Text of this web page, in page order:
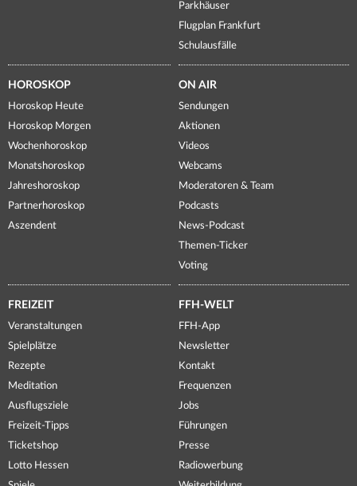
Parkhäuser
Flugplan Frankfurt
Schulausfälle
HOROSKOP
Horoskop Heute
Horoskop Morgen
Wochenhoroskop
Monatshoroskop
Jahreshoroskop
Partnerhoroskop
Aszendent
ON AIR
Sendungen
Aktionen
Videos
Webcams
Moderatoren & Team
Podcasts
News-Podcast
Themen-Ticker
Voting
FREIZEIT
Veranstaltungen
Spielplätze
Rezepte
Meditation
Ausflugsziele
Freizeit-Tipps
Ticketshop
Lotto Hessen
FFH-WELT
FFH-App
Newsletter
Kontakt
Frequenzen
Jobs
Führungen
Presse
Radiowerbung